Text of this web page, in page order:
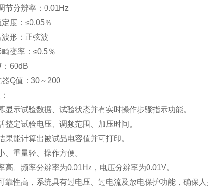
节分辨率：0.01Hz
度：≤0.05％
波形：正弦波
变率：≤0.5％
：60dB
器Q值：30～200
显示试验数据、试验状态并有实时操作步骤指示功能。
整定试验电压、调频范围、加压时间。
果能计算出被试品电容值并可打印。
、重量轻、操作方便。
高、频率分辨率为0.01Hz，电压分辨率为0.01V。
靠性高，系统具有过电压、过电流及放电保护功能，确保人